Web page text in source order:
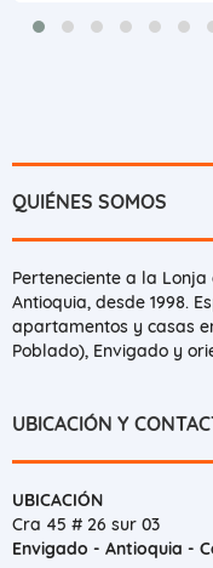
QUIÉNES SOMOS
Perteneciente a la
Antioquia, desde 1998.
apartamentos y casas
Poblado), Envigado y
UBICACIÓN Y
UBICACIÓN
Cra 45 # 26 sur 03
Envigado - Antioquia -